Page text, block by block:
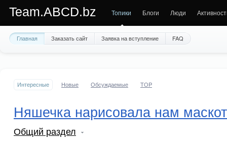
Team.ABCD.bz Топики Блоги Люди
Главная Заказать сайт Заявка на вступление FAQ
Интересные Новые Обсуждаемые TOP
Няшечка нарисовала нам маскот
Общий раздел